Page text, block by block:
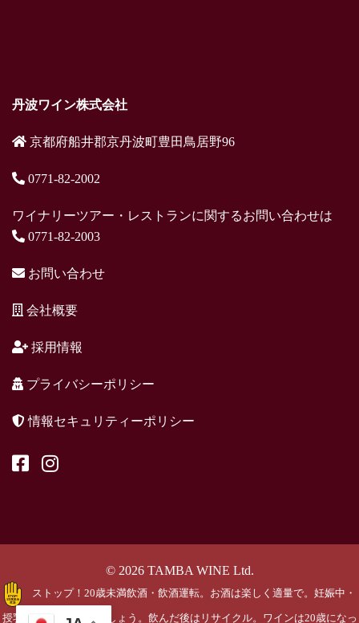
丹波ワイン株式会社
京都府船井郡京丹波町豊田鳥居野96
0771-82-2002
ワイナリーツアー・レストランに関するお問い合わせは
0771-82-2003
お問い合わせ
会社概要
採用情報
プライバシーポリシー
情報セキュリティーポリシー
© 2026 TAMBA WINE Ltd.
ストップ！20歳未満飲酒・飲酒運転。お酒は楽しく適量で。妊娠中・
授乳期の飲酒はやめましょう。飲んだ後はリサイクル。ワインは20歳になっ